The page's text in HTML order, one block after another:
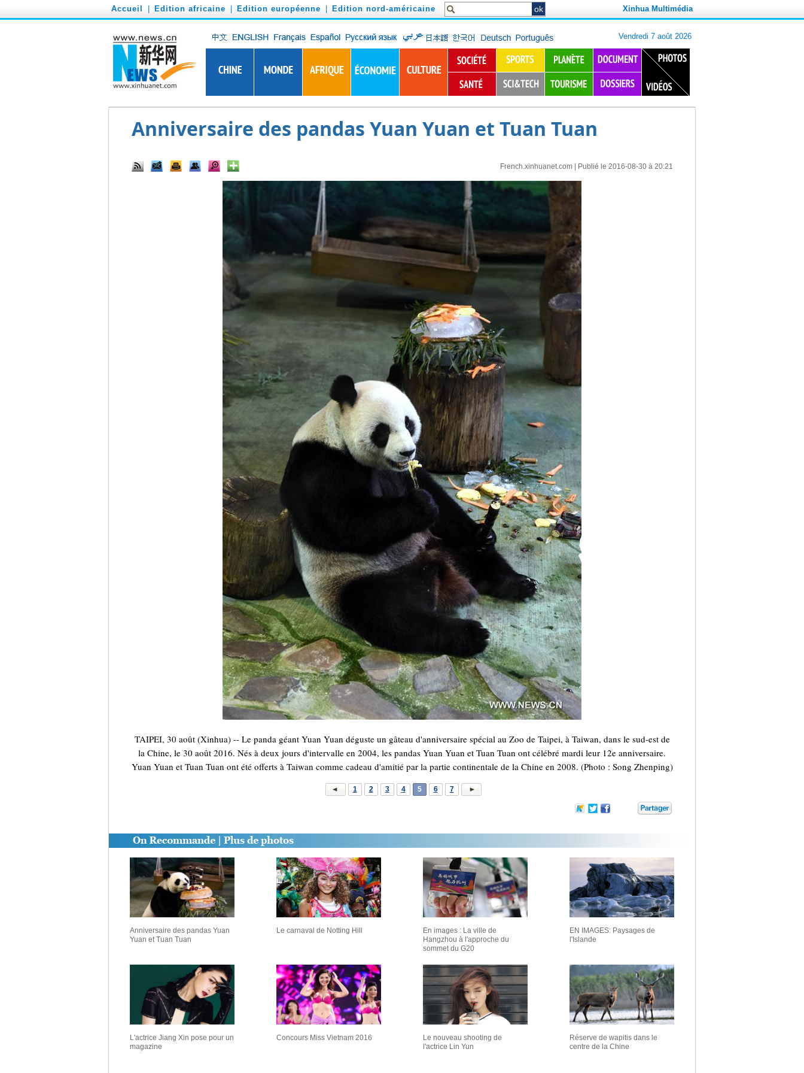
Accueil Edition africaine Edition européenne Edition nord-américaine Xinhua Multimédia
Anniversaire des pandas Yuan Yuan et Tuan Tuan
French.xinhuanet.com| Publié le 2016-08-30 à 20:21
TAIPEI, 30 août (Xinhua) -- Le panda géant Yuan Yuan déguste un gâteau d'anniversaire spécial au Zoo de Taipei, à Taiwan, dans le sud-est de
la Chine, le 30 août 2016. Nés à deux jours d'intervalle en 2004, les pandas Yuan Yuan et Tuan Tuan ont célébré mardi leur 12e anniversaire.
Yuan Yuan et Tuan Tuan ont été offerts à Taiwan comme cadeau d'amitié par la partie continentale de la Chine en 2008. (Photo : Song Zhenping)
1 2 3 4 5 6 7
Anniversaire des pandas Yuan
Yuan et Tuan Tuan
Le carnaval de Notting Hill
En images : La ville de
Hangzhou à l'approche du
sommet du G20
EN IMAGES: Paysages de
l'Islande
L'actrice Jiang Xin pose pour un
magazine
Concours Miss Vietnam 2016
Le nouveau shooting de
l'actrice Lin Yun
Réserve de wapitis dans le
centre de la Chine